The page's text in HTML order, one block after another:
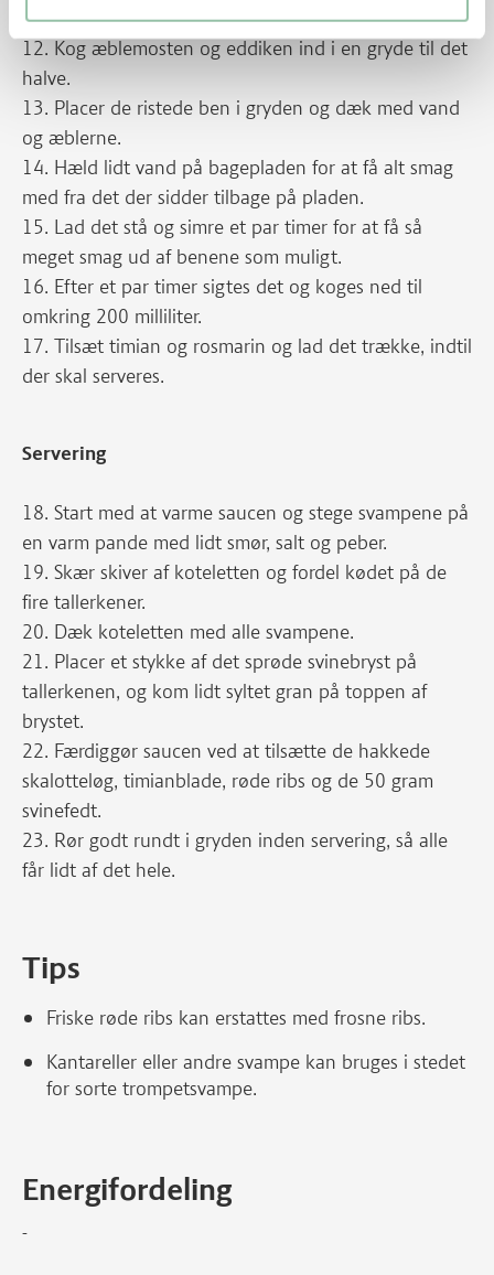
30 minutter.
12. Kog æblemosten og eddiken ind i en gryde til det
halve.
13. Placer de ristede ben i gryden og dæk med vand
og æblerne.
14. Hæld lidt vand på bagepladen for at få alt smag
med fra det der sidder tilbage på pladen.
15. Lad det stå og simre et par timer for at få så
meget smag ud af benene som muligt.
16. Efter et par timer sigtes det og koges ned til
omkring 200 milliliter.
17. Tilsæt timian og rosmarin og lad det trække, indtil
der skal serveres.
Servering
18. Start med at varme saucen og stege svampene på
en varm pande med lidt smør, salt og peber.
19. Skær skiver af koteletten og fordel kødet på de
fire tallerkener.
20. Dæk koteletten med alle svampene.
21. Placer et stykke af det sprøde svinebryst på
tallerkenen, og kom lidt syltet gran på toppen af
brystet.
22. Færdiggør saucen ved at tilsætte de hakkede
skalotteløg, timianblade, røde ribs og de 50 gram
svinefedt.
23. Rør godt rundt i gryden inden servering, så alle
får lidt af det hele.
Tips
Friske røde ribs kan erstattes med frosne ribs.
Kantareller eller andre svampe kan bruges i stedet
for sorte trompetsvampe.
Energifordeling
-